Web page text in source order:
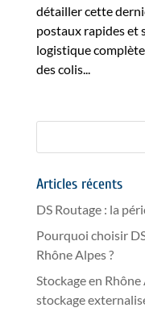
détailler cette
postaux rapides et
logistique
des colis...
Articles récents
DS Routage : la
Pourquoi choisir
Rhône Alpes ?
Stockage en
stockage